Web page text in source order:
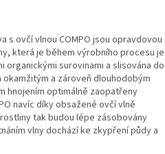
s ovčí vlnou COMPO jsou opravdovou
která je během výrobního procesu je
surovinami a slisována do
a zároveň dlouhodobým
hnojením optimálně zaopatřeny
navíc díky obsažené ovčí vlně
tak budou lépe zásobovány
vlny dochází ke zkypření půdy a